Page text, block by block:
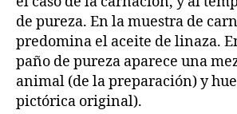
de pureza. En la muestra de
predomina el aceite de linaza.
paño de pureza aparece una
animal (de la preparación) y
pictórica original).